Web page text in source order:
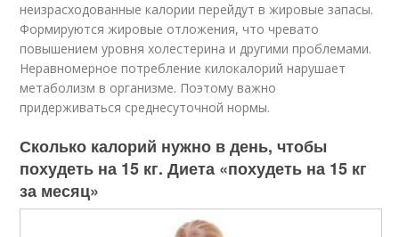
неизрасходованные калории перейдут в жировые запасы.
Формируются жировые отложения, что чревато
повышением уровня холестерина и другими проблемами.
Неравномерное потребление килокалорий нарушает
метаболизм в организме. Поэтому важно
придерживаться среднесуточной нормы.
Сколько калорий нужно в день, чтобы
похудеть на 15 кг. Диета «похудеть на 15 кг
за месяц»